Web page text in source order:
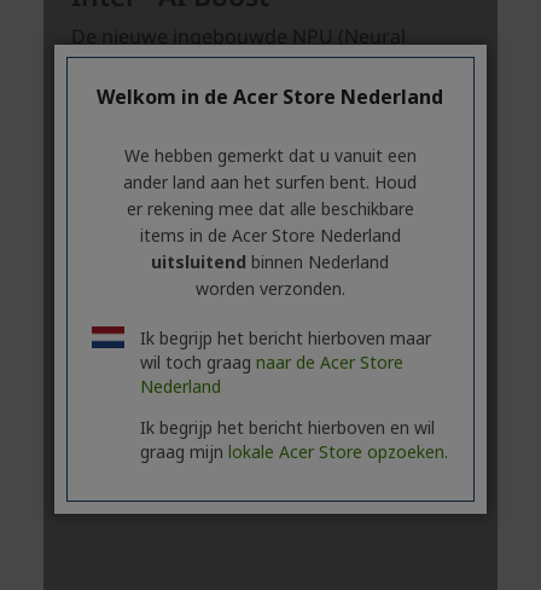
Welkom in de Acer Store Nederland
We hebben gemerkt dat u vanuit een
ander land aan het surfen bent. Houd
er rekening mee dat alle beschikbare
items in de Acer Store Nederland
uitsluitend binnen Nederland
worden verzonden.
Ik begrijp het bericht hierboven maar
wil toch graag naar de Acer Store
Nederland
Ik begrijp het bericht hierboven en wil
graag mijn lokale Acer Store opzoeken.